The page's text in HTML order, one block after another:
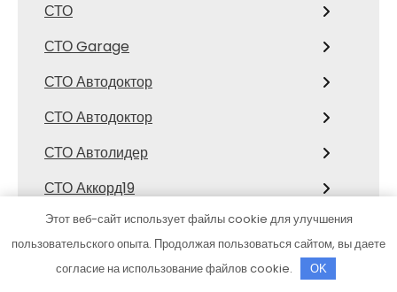
СТО
СТО Garage
СТО Автодоктор
СТО Автодоктор
СТО Автолидер
СТО Аккорд19
СТО Амур
Этот веб-сайт использует файлы cookie для улучшения
пользовательского опыта. Продолжая пользоваться сайтом, вы даете
согласие на использование файлов cookie.
OK